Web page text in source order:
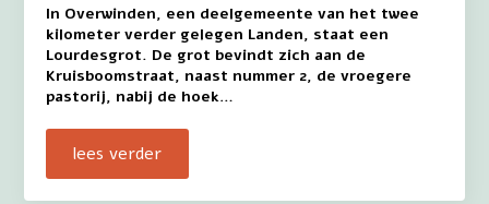
In Overwinden, een deelgemeente van het twee
kilometer verder gelegen Landen, staat een
Lourdesgrot. De grot bevindt zich aan de
Kruisboomstraat, naast nummer 2, de vroegere
pastorij, nabij de hoek…
lees verder